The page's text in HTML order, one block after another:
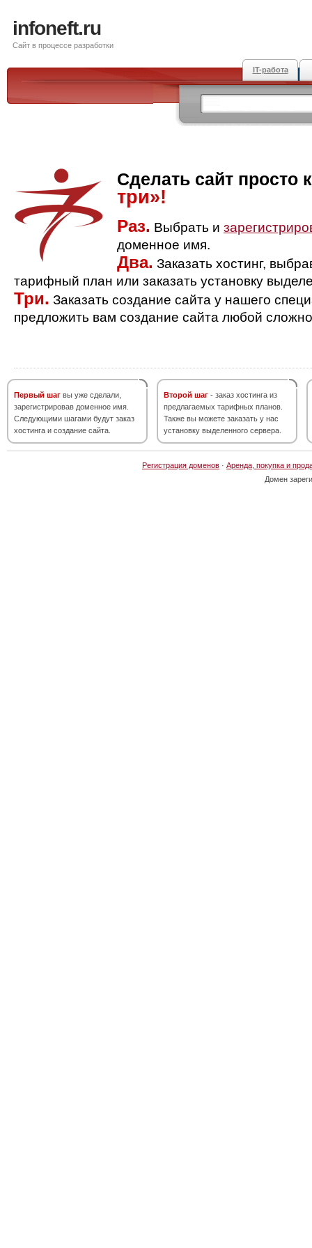
infoneft.ru
Сайт в процессе разработки
IT-работа
Сделать сайт просто
три»!
Раз. Выбрать и
доменное имя.
Два. Заказать хостинг,
тарифный план или заказать установку
Три. Заказать создание сайта у нашего
предложить вам создание сайта любой
Первый шаг вы уже сделали,
зарегистрировав доменное имя.
Следующими шагами будут заказ
хостинга и создание сайта.
Второй шаг - заказ хостинга из
предлагаемых тарифных планов.
Также вы можете заказать у нас
установку выделенного сервера.
Регистрация доменов · Аренда, покупка и
Домен